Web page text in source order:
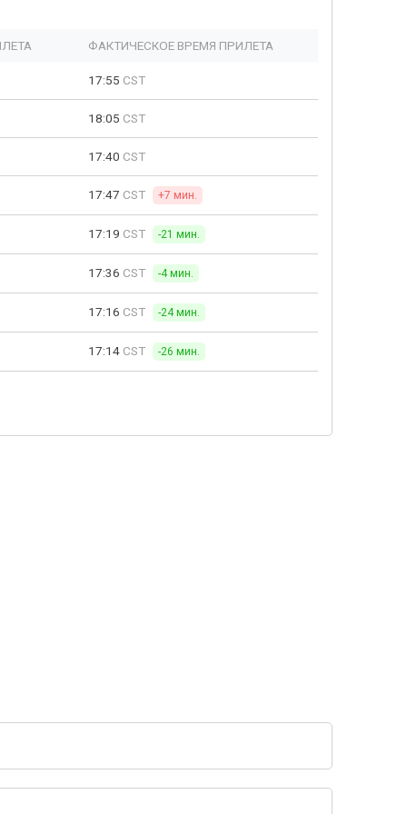
ФАКТИЧЕСКОЕ ВРЕМЯ ПРИЛЕТА
17:55 CST
18:05 CST
17:40 CST
17:47 CST +7 мин.
17:19 CST -21 мин.
17:36 CST -4 мин.
17:16 CST -24 мин.
17:14 CST -26 мин.